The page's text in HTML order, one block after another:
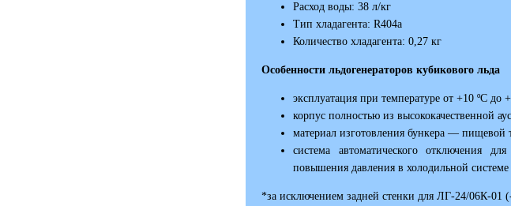
Расход воды: 38 л/кг
Тип хладагента: R404a
Количество хладагента: 0,27 кг
Особенности льдогенераторов кубикового льда
эксплуатация при температуре от +10 ºС
корпус полностью из высококачественной
материал изготовления бункера — пищевой
система автоматического отключения
повышения давления в холодильной
*за исключением задней стенки для ЛГ-24/06К-01